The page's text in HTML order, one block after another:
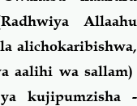
Allaahu
alichokaribishwa,
aalihi wa sallam)
kujipumzisha -